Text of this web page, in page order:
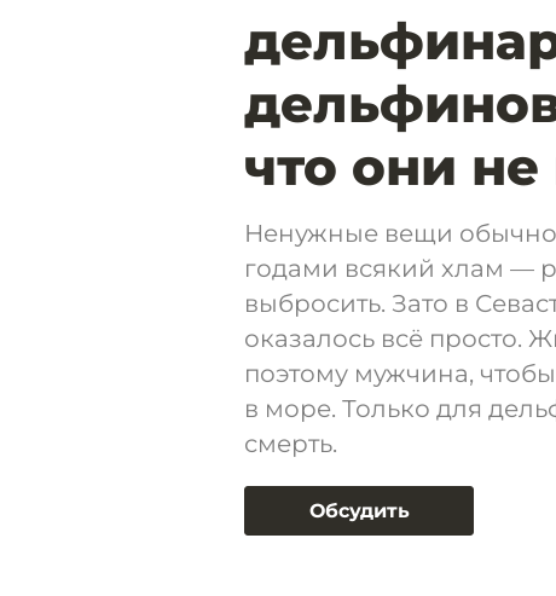
что они
Ненужные вещи обычно
годами всякий хлам —
выбросить. Зато в
оказалось всё просто.
поэтому мужчина, чтобы
в море. Только для
смерть.
Обсудить